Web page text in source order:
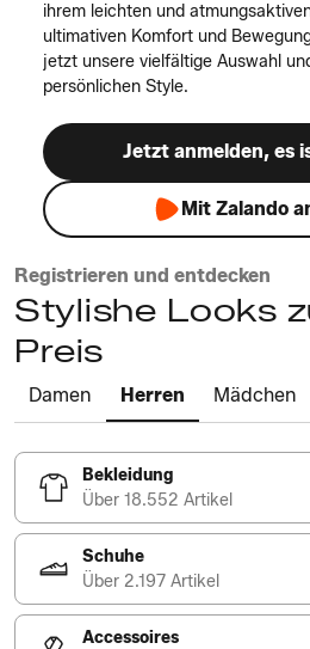
ihrem leichten und
ultimativen Komfort und
jetzt unsere vielfältige Auswahl
persönlichen Style.
Jetzt anmelden, es
Mit Zalando
Registrieren und entdecken
Stylishe Looks
Preis
Damen Herren Mädchen
Bekleidung
Über 18.552 Artikel
Schuhe
Über 2.197 Artikel
Accessoires